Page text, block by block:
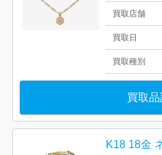
買取店舗
買取日
買取種別
買取品
K18 18金